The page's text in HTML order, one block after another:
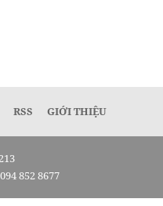
RSS GIỚI THIỆU
852 8677